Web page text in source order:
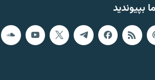
بپیوندید